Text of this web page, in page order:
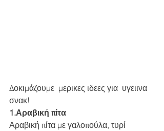
Δοκιμάζουμε  μερικες ιδεες για  υγειινα
σνακ!
1.Αραβική πίτα
Αραβική πίτα με γαλοπούλα, τυρί